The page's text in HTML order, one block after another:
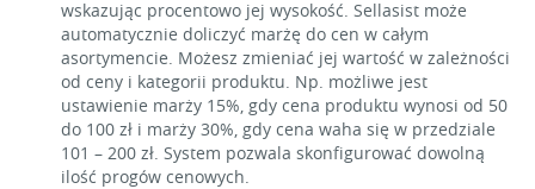
wskazując procentowo jej wysokość. Sellasist może
automatycznie doliczyć marżę do cen w całym
asortymencie. Możesz zmieniać jej wartość w zależności
od ceny i kategorii produktu. Np. możliwe jest
ustawienie marży 15%, gdy cena produktu wynosi od 50
do 100 zł i marży 30%, gdy cena waha się w przedziale
101 – 200 zł. System pozwala skonfigurować dowolną
ilość progów cenowych.